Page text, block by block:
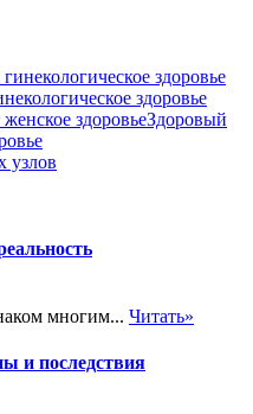
здоровье
Здоровый
узлов
многим... Читать»
и последствия